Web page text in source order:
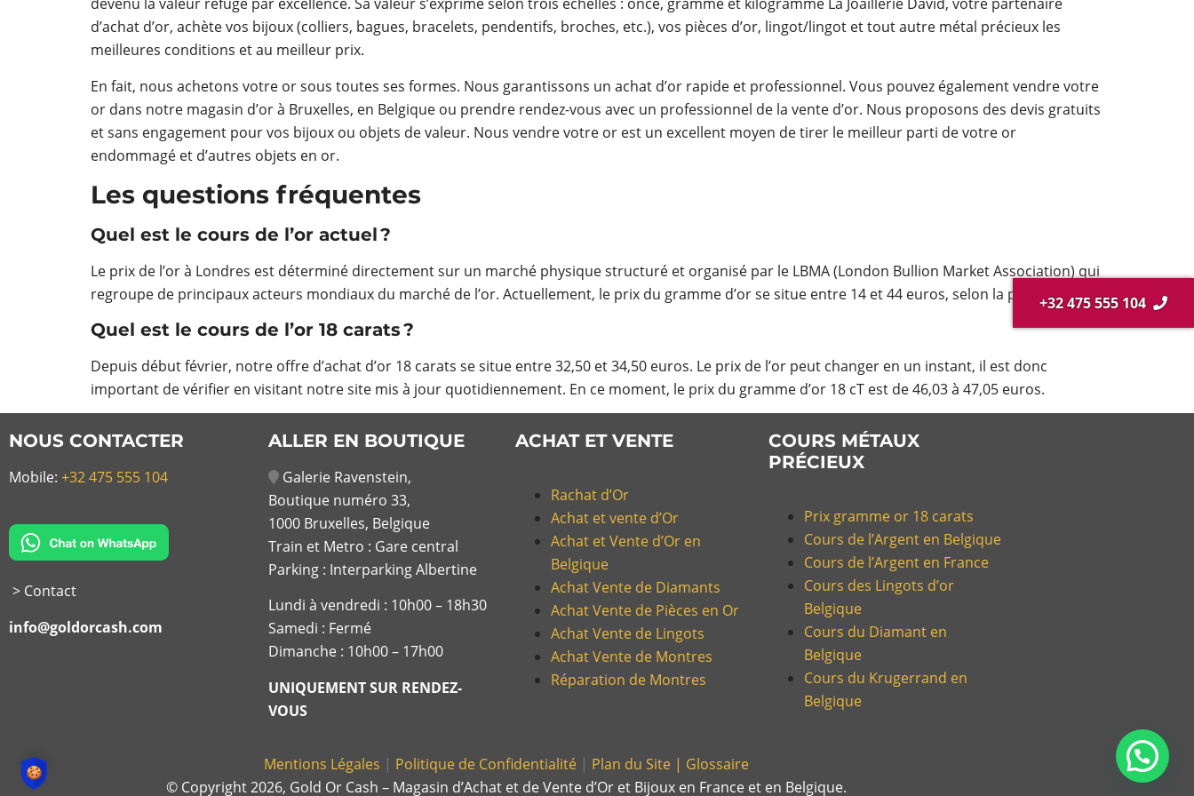
d’achat d’or, achète vos bijoux (colliers, bagues, bracelets, pendentifs, broches, etc.), vos pièces d’or, lingot/lingot et tout autre métal précieux les
meilleures conditions et au meilleur prix.
En fait, nous achetons votre or sous toutes ses formes. Nous garantissons un achat d’or rapide et professionnel. Vous pouvez également vendre votre
or dans notre magasin d’or à Bruxelles, en Belgique ou prendre rendez-vous avec un professionnel de la vente d’or. Nous proposons des devis gratuits
et sans engagement pour vos bijoux ou objets de valeur. Nous vendre votre or est un excellent moyen de tirer le meilleur parti de votre or
endommagé et d’autres objets en or.
Les questions fréquentes
Quel est le cours de l’or actuel ?
Le prix de l’or à Londres est déterminé directement sur un marché physique structuré et organisé par le LBMA (London Bullion Market Association) qui
regroupe de principaux acteurs mondiaux du marché de l’or. Actuellement, le prix du gramme d’or se situe entre 14 et 44 euros, selon la pureté.
Quel est le cours de l’or 18 carats ?
Depuis début février, notre offre d’achat d’or 18 carats se situe entre 32,50 et 34,50 euros. Le prix de l’or peut changer en un instant, il est donc
important de vérifier en visitant notre site mis à jour quotidiennement. En ce moment, le prix du gramme d’or 18 cT est de 46,03 à 47,05 euros.
NOUS CONTACTER
Mobile: +32 475 555 104
> Contact
info@goldorcash.com
+32 475 555 104
ALLER EN BOUTIQUE
Galerie Ravenstein,
Boutique numéro 33,
1000 Bruxelles, Belgique
Train et Metro : Gare central
Parking : Interparking Albertine
Lundi à vendredi : 10h00 – 18h30
Samedi : Fermé
Dimanche : 10h00 – 17h00
UNIQUEMENT SUR RENDEZ-
VOUS
ACHAT ET VENTE
Rachat d’Or
Achat et vente d’Or
Achat et Vente d’Or en
Belgique
Achat Vente de Diamants
Achat Vente de Pièces en Or
Achat Vente de Lingots
Achat Vente de Montres
Réparation de Montres
COURS MÉTAUX
PRÉCIEUX
Prix gramme or 18 carats
Cours de l’Argent en Belgique
Cours de l’Argent en France
Cours des Lingots d’or
Belgique
Cours du Diamant en
Belgique
Cours du Krugerrand en
Belgique
Mentions Légales | Politique de Confidentialité | Plan du Site | Glossaire
© Copyright 2026, Gold Or Cash – Magasin d’Achat et de Vente d’Or et Bijoux en France et en Belgique.